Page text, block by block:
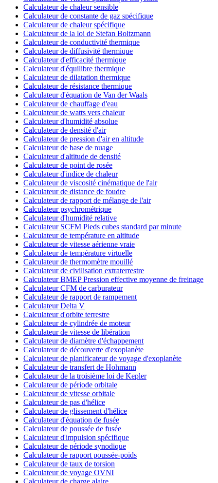
Calculateur de chaleur sensible
Calculateur de constante de gaz spécifique
Calculateur de chaleur spécifique
Calculateur de la loi de Stefan Boltzmann
Calculateur de conductivité thermique
Calculateur de diffusivité thermique
Calculateur d'efficacité thermique
Calculateur d'équilibre thermique
Calculateur de dilatation thermique
Calculateur de résistance thermique
Calculateur d'équation de Van der Waals
Calculateur de chauffage d'eau
Calculateur de watts vers chaleur
Calculateur d'humidité absolue
Calculateur de densité d'air
Calculateur de pression d'air en altitude
Calculateur de base de nuage
Calculateur d'altitude de densité
Calculateur de point de rosée
Calculateur d'indice de chaleur
Calculateur de viscosité cinématique de l'air
Calculateur de distance de foudre
Calculateur de rapport de mélange de l'air
Calculateur psychrométrique
Calculateur d'humidité relative
Calculateur SCFM Pieds cubes standard par minute
Calculateur de température en altitude
Calculateur de vitesse aérienne vraie
Calculateur de température virtuelle
Calculateur de thermomètre mouillé
Calculateur de civilisation extraterrestre
Calculateur BMEP Pression effective moyenne de freinage
Calculateur CFM de carburateur
Calculateur de rapport de rampement
Calculateur Delta V
Calculateur d'orbite terrestre
Calculateur de cylindrée de moteur
Calculateur de vitesse de libération
Calculateur de diamètre d'échappement
Calculateur de découverte d'exoplanète
Calculateur de planificateur de voyage d'exoplanète
Calculateur de transfert de Hohmann
Calculateur de la troisième loi de Kepler
Calculateur de période orbitale
Calculateur de vitesse orbitale
Calculateur de pas d'hélice
Calculateur de glissement d'hélice
Calculateur d'équation de fusée
Calculateur de poussée de fusée
Calculateur d'impulsion spécifique
Calculateur de période synodique
Calculateur de rapport poussée-poids
Calculateur de taux de torsion
Calculateur de voyage OVNI
Calculateur de charge alaire